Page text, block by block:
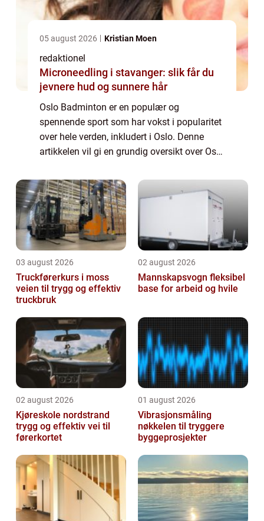
05 august 2026 Kristian Moen
redaktionel
Microneedling i stavanger: slik får du
jevnere hud og sunnere hår
Oslo Badminton er en populær og
spennende sport som har vokst i popularitet
over hele verden, inkludert i Oslo. Denne
artikkelen vil gi en grundig oversikt over Oslo
som finnes, kvantitative målinger om s...
03 august 2026
Truckførerkurs i moss
veien til trygg og effektiv
truckbruk
02 august 2026
Mannskapsvogn fleksibel
base for arbeid og hvile
02 august 2026
Kjøreskole nordstrand
trygg og effektiv vei til
førerkortet
01 august 2026
Vibrasjonsmåling
nøkkelen til tryggere
byggeprosjekter